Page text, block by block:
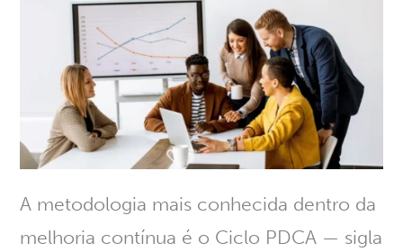
A metodologia mais conhecida dentro da
melhoria contínua é o Ciclo PDCA — sigla